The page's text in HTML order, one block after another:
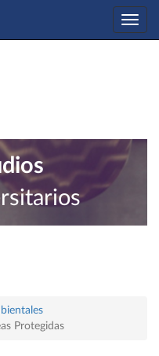
Protegidas